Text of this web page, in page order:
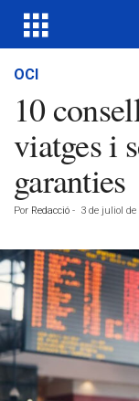
OCI
10
viatges i
garanties
Por Redacció - 3 de juliol de